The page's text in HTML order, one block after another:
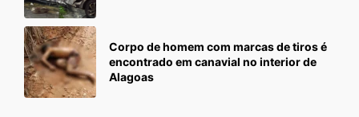
Corpo de homem com marcas de tiros é
encontrado em canavial no interior de
Alagoas